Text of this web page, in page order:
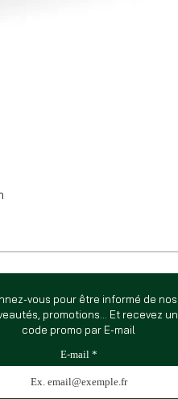
vous pour être informé de nos
promotions... Et recevez un
code promo par E-mail
E-mail